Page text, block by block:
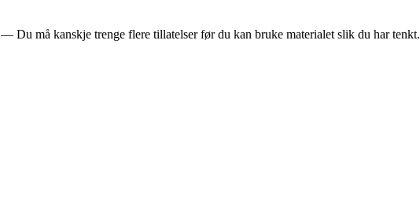
— Du må kanskje trenge flere tillatelser før du kan bruke materialet slik du har tenkt.